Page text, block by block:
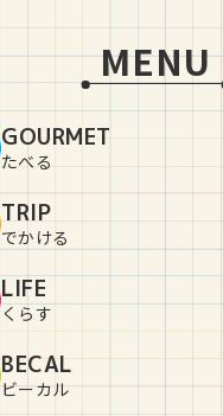
MENU
GOURMET
たべる
TRIP
でかける
LIFE
くらす
BECAL
ビーカル